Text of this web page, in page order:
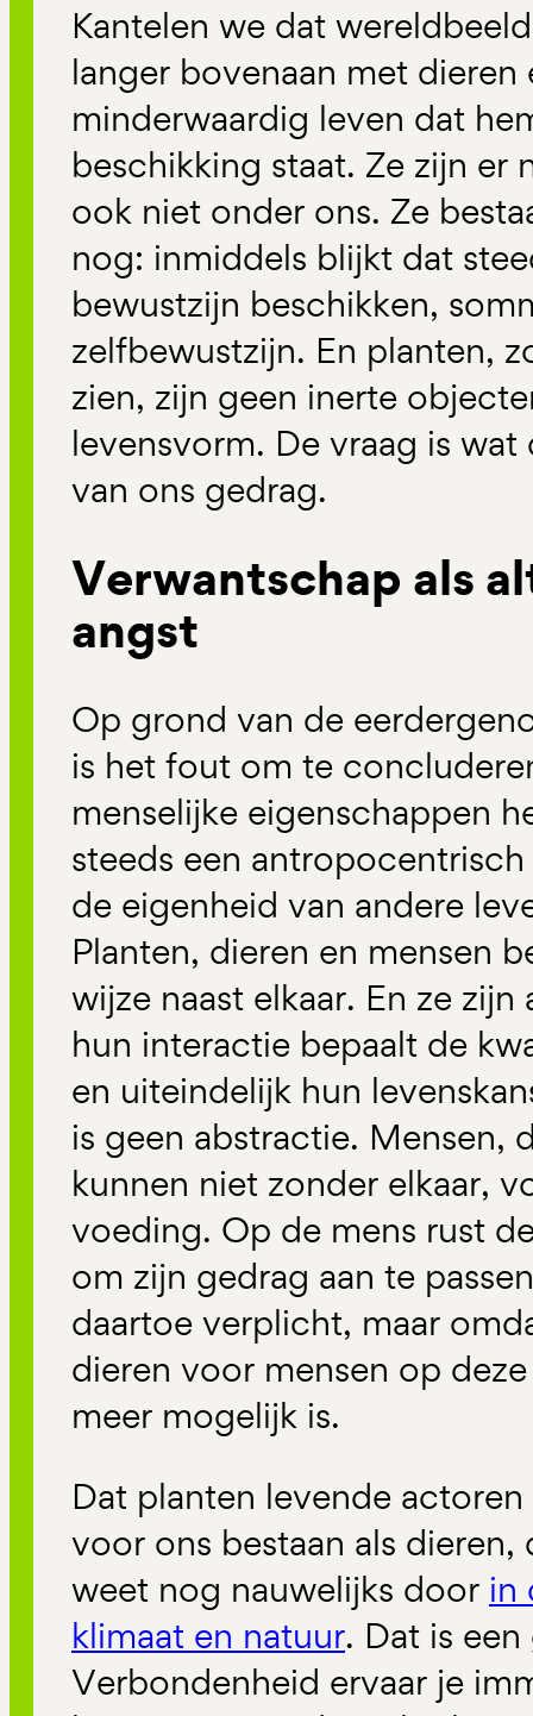
Kantelen we dat
langer bovenaan met dieren
minderwaardig leven dat
beschikking staat. Ze zijn er
ook niet onder ons. Ze
nog: inmiddels blijkt dat
bewustzijn beschikken,
zelfbewustzijn. En planten,
zien, zijn geen inerte
levensvorm. De vraag is
van ons gedrag.
Verwantschap als
angst
Op grond van de
is het fout om te
menselijke eigenschappen
steeds een
de eigenheid van andere
Planten, dieren en mensen
wijze naast elkaar. En ze
hun interactie bepaalt de
en uiteindelijk hun
is geen abstractie. Mensen,
kunnen niet zonder elkaar,
voeding. Op de mens rust
om zijn gedrag aan te
daartoe verplicht, maar
dieren voor mensen op
meer mogelijk is.
Dat planten levende
voor ons bestaan als
weet nog nauwelijks door in
klimaat en natuur. Dat is
Verbondenheid ervaar je